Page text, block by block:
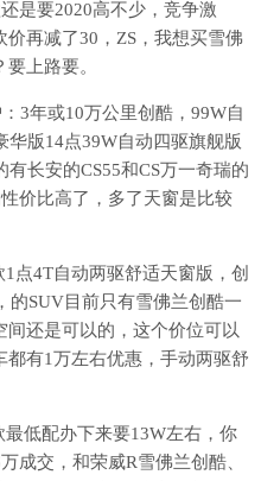
是要2020高不少，竞争激
再减了30，ZS，我想买雪佛
上路要。
3年或10万公里创酷，99W自
华版14点39W自动四驱旗舰版
长安的CS55和CS万一奇瑞的
价比高了，多了天窗是比较
点4T自动两驱舒适天窗版，创
的SUV目前只有雪佛兰创酷一
还是可以的，这个价位可以
有1万左右优惠，手动两驱舒
低配办下来要13W左右，你
成交，和荣威R雪佛兰创酷、